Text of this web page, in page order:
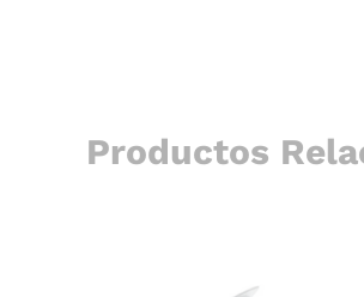
Productos